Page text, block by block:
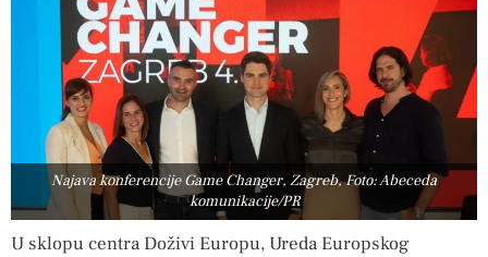
Najava konferencije Game Changer, Zagreb, Foto: Abeceda
komunikacije/PR
U sklopu centra Doživi Europu, Ureda Europskog